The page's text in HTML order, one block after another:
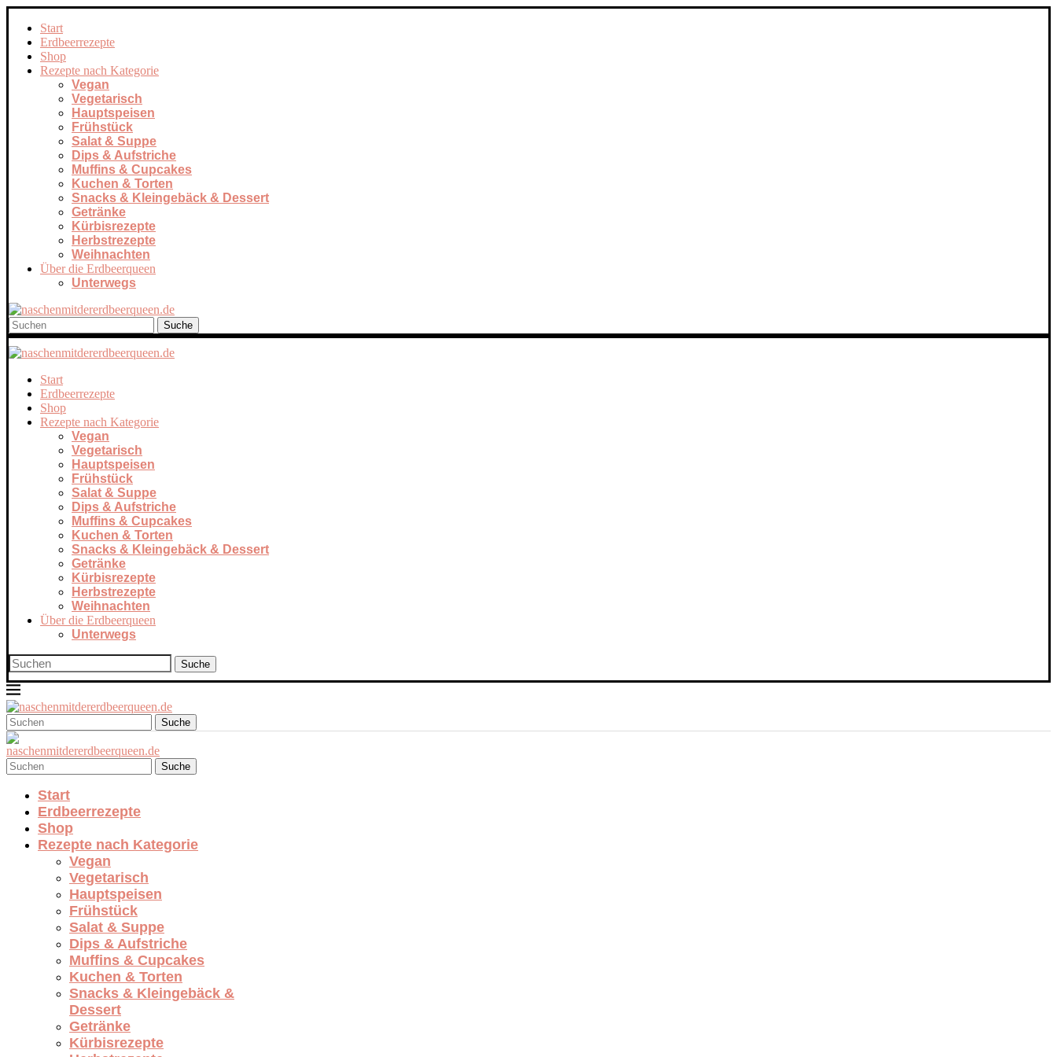
Start
Erdbeerrezepte
Shop
Rezepte nach Kategorie
Vegan
Vegetarisch
Hauptspeisen
Frühstück
Salat & Suppe
Dips & Aufstriche
Muffins & Cupcakes
Kuchen & Torten
Snacks & Kleingebäck & Dessert
Getränke
Kürbisrezepte
Herbstrezepte
Weihnachten
Über die Erdbeerqueen
Unterwegs
Suche
Start
Erdbeerrezepte
Shop
Rezepte nach Kategorie
Vegan
Vegetarisch
Hauptspeisen
Frühstück
Salat & Suppe
Dips & Aufstriche
Muffins & Cupcakes
Kuchen & Torten
Snacks & Kleingebäck & Dessert
Getränke
Kürbisrezepte
Herbstrezepte
Weihnachten
Über die Erdbeerqueen
Unterwegs
Suche
Suche
Suche
Start
Erdbeerrezepte
Shop
Rezepte nach Kategorie
Vegan
Vegetarisch
Hauptspeisen
Frühstück
Salat & Suppe
Dips & Aufstriche
Muffins & Cupcakes
Kuchen & Torten
Snacks & Kleingebäck &
Dessert
Getränke
Kürbisrezepte